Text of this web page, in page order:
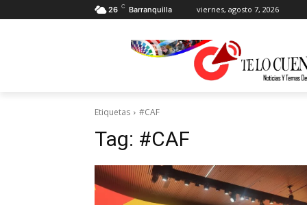
26 C Barranquilla viernes, agosto 7, 2026
Etiquetas #CAF
Tag: #CAF